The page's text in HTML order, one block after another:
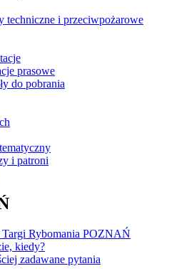
techniczne i przeciwpożarowe
prasowe
do pobrania
i patroni
Rybomania POZNAŃ
kiedy?
zadawane pytania